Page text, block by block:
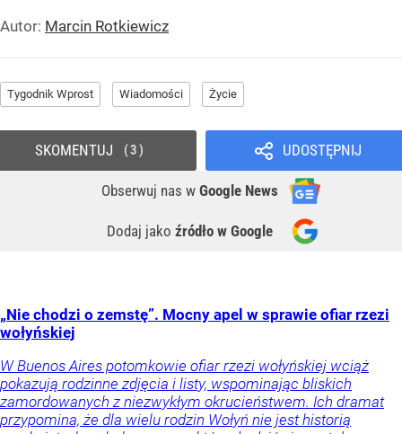
Autor: Marcin Rotkiewicz
Tygodnik Wprost Wiadomości Życie
UDOSTĘPNIJ
Obserwuj nas w Google News
Dodaj jako źródło w Google
SKOMENTUJ 3
„Nie chodzi o zemstę”. Mocny apel w sprawie ofiar rzezi
wołyńskiej
W Buenos Aires potomkowie ofiar rzezi wołyńskiej wciąż
pokazują rodzinne zdjęcia i listy, wspominając bliskich
zamordowanych z niezwykłym okrucieństwem. Ich dramat
przypomina, że dla wielu rodzin Wołyń nie jest historią